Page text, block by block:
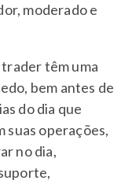
moderado e
trader têm uma
bem antes de
do dia que
suas operações,
no dia,